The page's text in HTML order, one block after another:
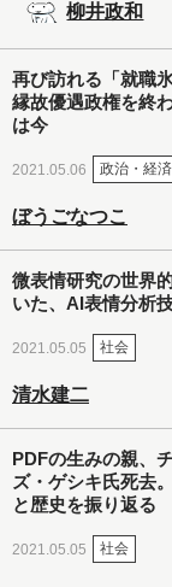
柳井政和
再び訪れる「就職氷
縁故優遇政権を終
は今
2021.05.06 政治・経済
ぼうごなつこ
微表情研究の世界
いた、AI表情分析
2021.05.05 社会
清水建二
PDFの生みの親、
ズ・ゲシキ氏死去
と歴史を振り返る
2021.05.05 社会